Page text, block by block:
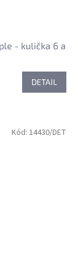
- kulička 6 a
DETAIL
Kód: 14430/DET